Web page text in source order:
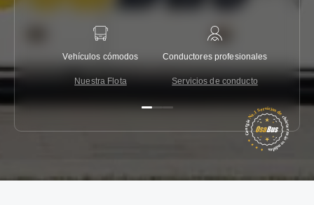
Vehículos cómodos
Nuestra Flota
Conductores profesionales
Servicios de conducto